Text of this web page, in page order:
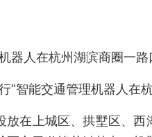
器人在杭州湖滨商圈一路
”智能交通管理机器人在
放在上城区、拱墅区、